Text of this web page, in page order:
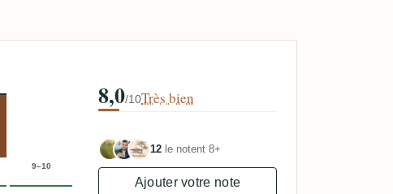
9–10
8,0/10Très bien
12 le notent 8+
Ajouter votre note